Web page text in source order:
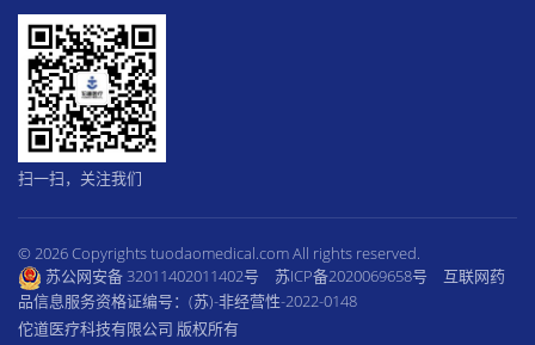
扫一扫，关注我们
© 2026 Copyrights tuodaomedical.com All rights reserved.
苏公网安备 32011402011402号
苏ICP备2020069658号
互联网药
品信息服务资格证编号：(苏)-非经营性-2022-0148
佗道医疗科技有限公司 版权所有